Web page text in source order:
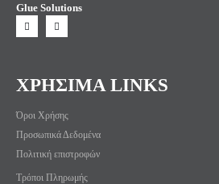
Glue Solutions
ΧΡΗΣΙΜΑ LINKS
Όροι Χρήσης
Προσωπικά Δεδομένα
Πολιτική επιστροφών
Τρόποι Πληρωμής